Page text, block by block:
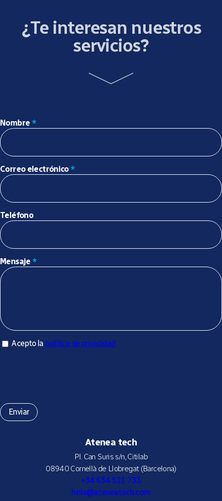
¿Te interesan nuestros
servicios?
Atenea tech
Pl. Can Suris s/n, Citilab
08940 Cornellà de Llobregat (Barcelona)
+34 634 521 733
hola@ateneatech.com
Nombre *
Correo electrónico *
Teléfono
Mensaje *
Acepto la política de privacidad
Acepto la política de privacidad